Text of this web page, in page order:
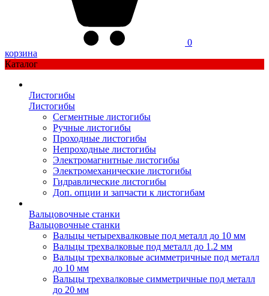
0
корзина
Каталог
Листогибы
Листогибы
Сегментные листогибы
Ручные листогибы
Проходные листогибы
Непроходные листогибы
Электромагнитные листогибы
Электромеханические листогибы
Гидравлические листогибы
Доп. опции и запчасти к листогибам
Вальцовочные станки
Вальцовочные станки
Вальцы четырехвалковые под металл до 10 мм
Вальцы трехвалковые под металл до 1.2 мм
Вальцы трехвалковые асимметричные под металл
до 10 мм
Вальцы трехвалковые симметричные под металл
до 20 мм